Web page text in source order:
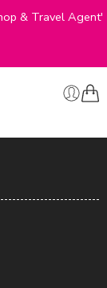
& Travel Agent'